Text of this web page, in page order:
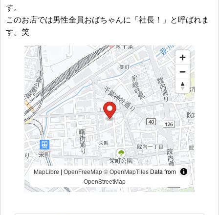
す。
このお店では男性全員おばちゃんに「社長！」と呼ばれま
す。笑
MapLibre | OpenFreeMap © OpenMapTilesData from
OpenStreetMap